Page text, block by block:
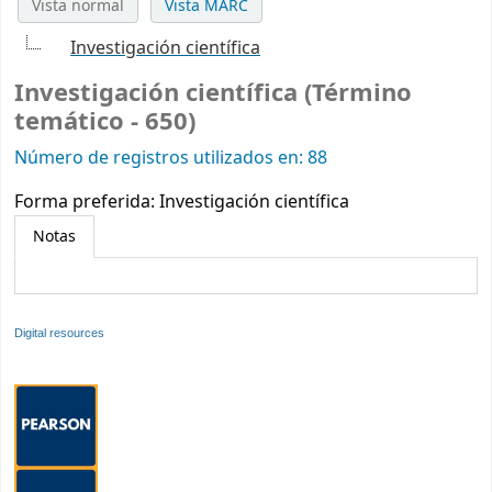
Digital resources
Vista normal Vista MARC
Investigación científica
Investigación científica (Término
temático - 650)
Número de registros utilizados en: 88
Forma preferida: Investigación científica
Notas